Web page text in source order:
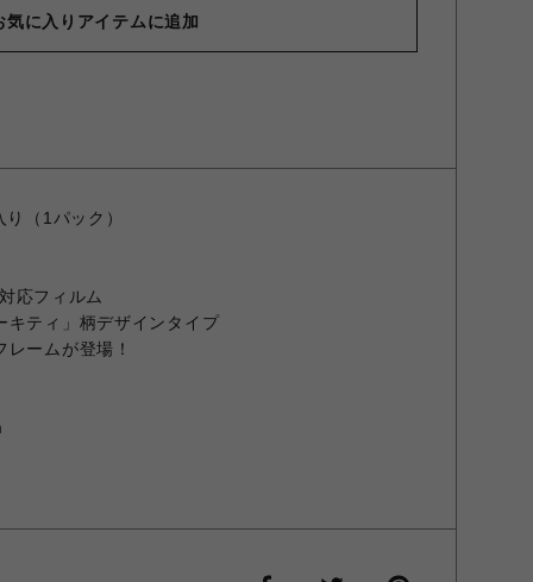
キ instax mini 専用フィルム PHOTO SLIDE 10枚入り]
気に入りアイテムに追加
（1パック）
応フィルム
キティ」柄デザインタイプ
ームが登場！